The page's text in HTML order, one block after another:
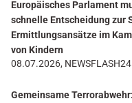
Europäisches Parlament
schnelle Entscheidung zur
Ermittlungsansätze im
von Kindern
08.07.2026, NEWSFLASH24
Gemeinsame